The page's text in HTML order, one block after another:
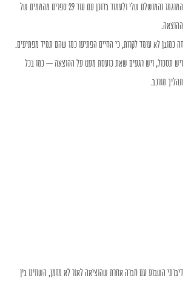
המוגמר והמושלם שלי ולעמוד בדוכן עם עוד 29 ספרים מהממים של
ההוצאה.
זה כמובן לא עומד לקרות, כי החיים הפתיעו כמו שהם תמיד מפתיעים.
ויש תסכול, ויש רגעים שאת כועסת מעט על ההוצאה – כמו בכל
תהליך מורכב.
דיברתי השבוע עם חברה אחרת שהוציאה לאור לא מזמן, השווינו בין